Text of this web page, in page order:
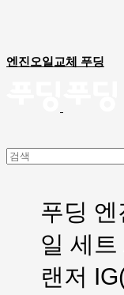
엔진오일교체 푸딩
푸딩 엔
일 세트
랜저